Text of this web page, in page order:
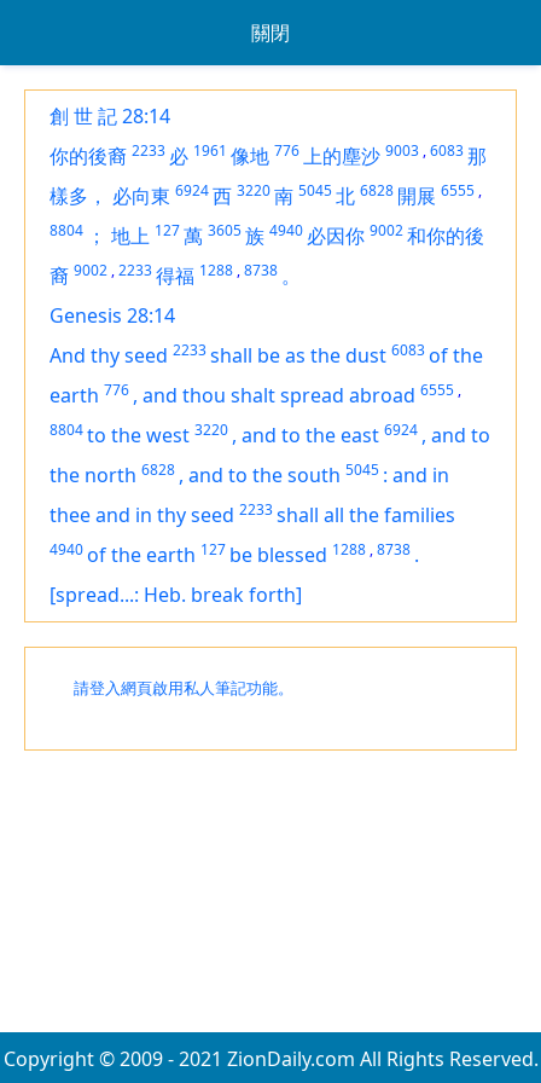
關閉
創 世 記 28:14
你的後裔 2233 必 1961 像地 776上的塵沙 9003 ,6083那
樣多， 必向東 6924西 3220南 5045北 6828 開展 6555 ,
8804 ； 地上 127萬 3605族 4940 必因你 9002和你的後
裔 9002 ,2233得福 1288 ,8738 。
Genesis 28:14
And thy seed 2233shall be as the dust 6083of the
earth 776 , and thou shalt spread abroad 6555 ,
8804to the west 3220 , and to the east 6924 , and to
the north 6828 , and to the south 5045 : and in
thee and in thy seed 2233shall all the families
4940of the earth 127 be blessed 1288 ,8738 .
[spread...: Heb. break forth]
請登入網頁啟用私人筆記功能。
Copyright © 2009 - 2021 ZionDaily.com All Rights Reserved.